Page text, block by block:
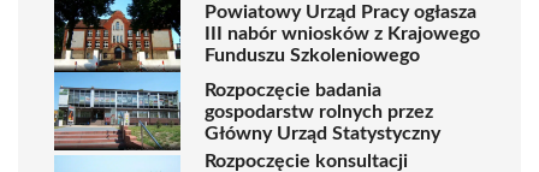
Powiatowy Urząd Pracy ogłasza
III nabór wniosków z Krajowego
Funduszu Szkoleniowego
Rozpoczęcie badania
gospodarstw rolnych przez
Główny Urząd Statystyczny
Rozpoczęcie konsultacji